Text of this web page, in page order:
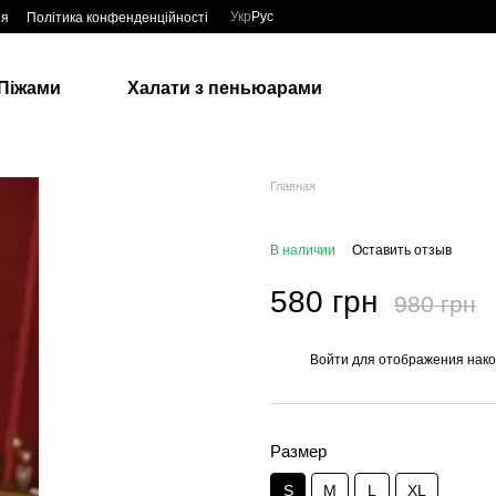
Політика конфенденційності Укр Рус
Піжами Халати з пеньюарами
Главная
В наличии Оставить отзыв
580 грн 980 грн
Войти для отображения
Размер
S M L XL